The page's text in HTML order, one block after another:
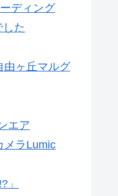
ディング
した
由ヶ丘マルグ
エア
メラLumic
」